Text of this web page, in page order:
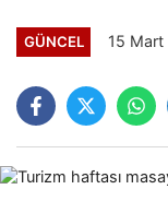
GÜNCEL 15